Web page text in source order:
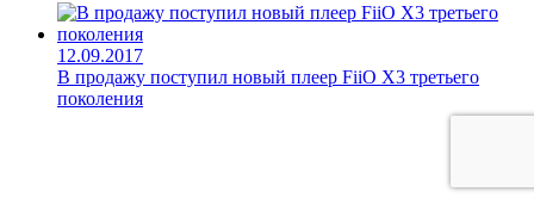
12.09.2017
В продажу поступил новый плеер FiiO X3 третьего
поколения